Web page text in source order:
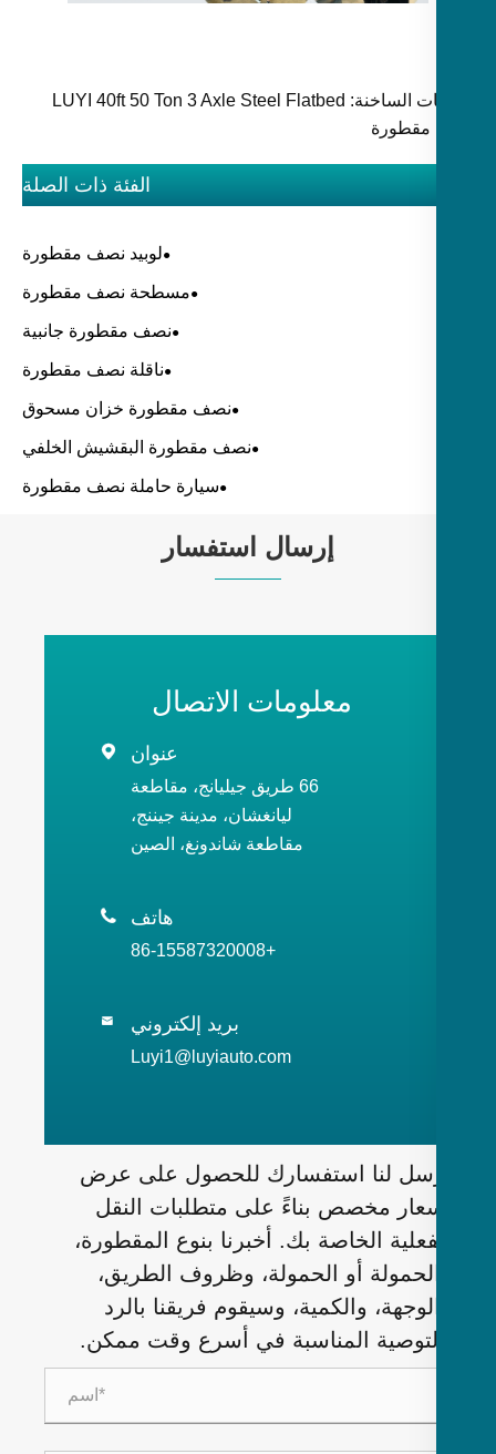
الكلمات الساخنة: LUYI 40ft 50 Ton 3 Axle Steel Flatbed
الفئة ذات الصلة
لوبيد نصف مقطورة
مسطحة نصف مقطورة
نصف مقطورة جانبية
ناقلة نصف مقطورة
نصف مقطورة خزان مسحوق
نصف مقطورة البقشيش الخلفي
سيارة حاملة نصف مقطورة
إرسال استفسار
معلومات الاتصال

66 طريق جيليانج، مقاطعة
ليانغشان، مدينة جيننج،
مقاطعة شاندونغ، الصين

بريد إلكتروني
Luyi1@luyiauto.com
لنا استفسارك للحصول على عرض
مخصص بناءً على متطلبات النقل
الخاصة بك. أخبرنا بنوع المقطورة،
أو الحمولة، وظروف الطريق،
والكمية، وسيقوم فريقنا بالرد
المناسبة في أسرع وقت ممكن.